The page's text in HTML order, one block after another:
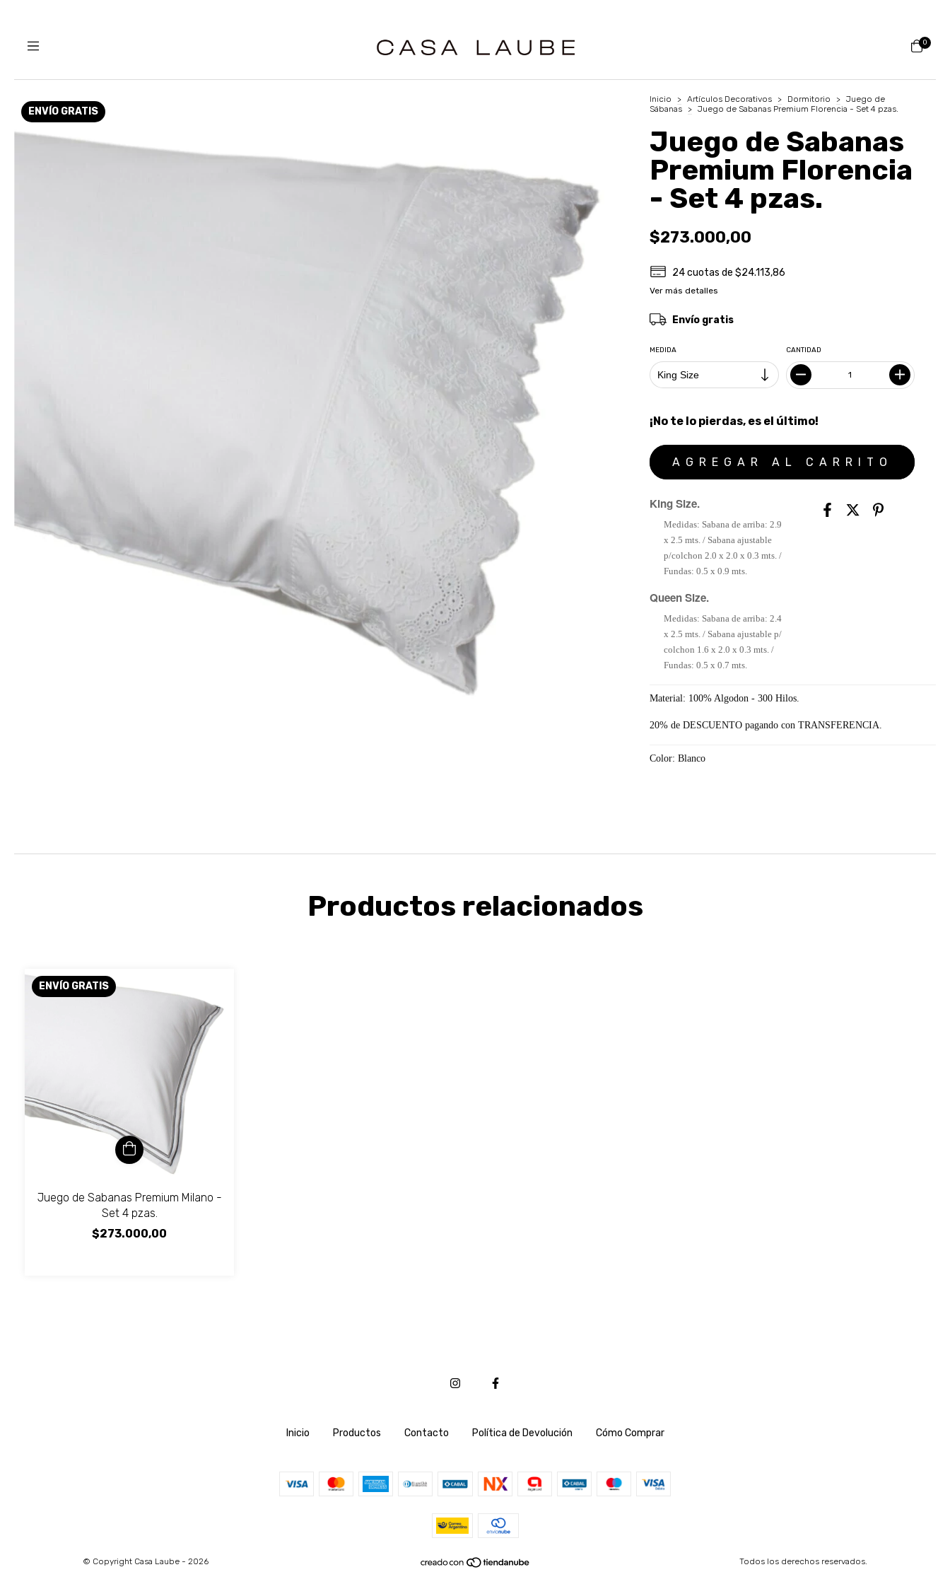
0
ENVÍO GRATIS
Inicio > Artículos Decorativos > Dormitorio > Juego de
Sábanas
> Juego de Sabanas Premium Florencia - Set 4 pzas.
Juego de Sabanas
Premium Florencia
- Set 4 pzas.
$273.000,00
24cuotas de $24.113,86
Ver más detalles
Envío gratis
MEDIDA CANTIDAD
¡No te lo pierdas, es el último!
King Size.
Medidas: Sabana de arriba: 2.9
x 2.5 mts. / Sabana ajustable
p/colchon 2.0 x 2.0 x 0.3 mts. /
Fundas: 0.5 x 0.9 mts.
Queen Size.
Medidas: Sabana de arriba: 2.4
x 2.5 mts. / Sabana ajustable p/
colchon 1.6 x 2.0 x 0.3 mts. /
Fundas: 0.5 x 0.7 mts.
Material: 100% Algodon - 300 Hilos.
20% de DESCUENTO pagando con TRANSFERENCIA.
Color: Blanco
Productos relacionados
ENVÍO GRATIS
Juego de Sabanas Premium Milano -
Set 4 pzas.
$273.000,00
Inicio Productos Contacto Política de Devolución Cómo Comprar
© Copyright Casa Laube - 2026 Todos los derechos reservados.